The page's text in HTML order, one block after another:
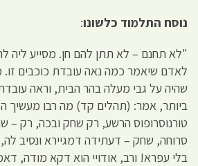
נוסח התלמוד כלשונו:
"לא תחנם – לא תתן להם חן. מסייע ליה
לאדם שיאמר כמה נאה עובדת כוכבים זו.
שהיה על גבי מעלה בהר הבית, וראה
ביותר, אמר: (תהלים קד) מה רבו מעשיך
טורנוסרופוס הרשע, רק שחק ובכה, רק –
סרוחה, שחק – דעתידה דמגיירא ונסיב
בלי עפרא! ורב, אודויי הוא דקא מודה,